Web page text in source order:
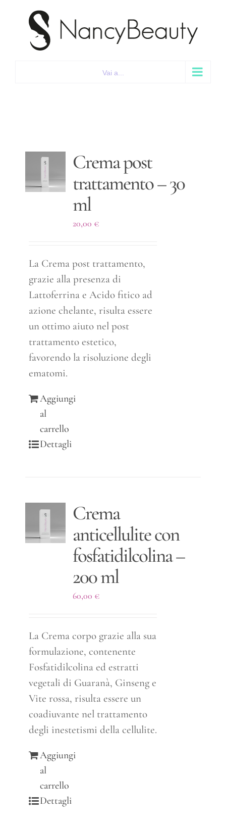
contenuto
Vai a...
Crema post
trattamento – 30
ml
20,00 €
La Crema post trattamento,
grazie alla presenza di
Lattoferrina e Acido fitico ad
azione chelante, risulta essere
un ottimo aiuto nel post
trattamento estetico,
favorendo la risoluzione degli
ematomi.
Aggiungi
al
carrello
Dettagli
Crema
anticellulite con
fosfatidilcolina –
200 ml
60,00 €
La Crema corpo grazie alla sua
formulazione, contenente
Fosfatidilcolina ed estratti
vegetali di Guaranà, Ginseng e
Vite rossa, risulta essere un
coadiuvante nel trattamento
degli inestetismi della cellulite.
Aggiungi
al
carrello
Dettagli